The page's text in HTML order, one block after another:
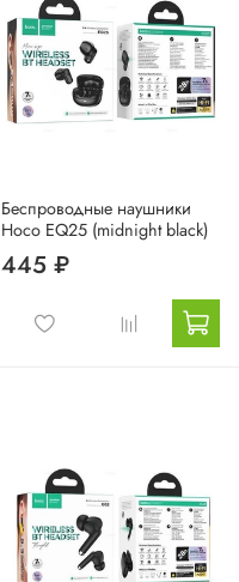
Беспроводные наушники
Hoco EQ25 (midnight black)
445 ₽